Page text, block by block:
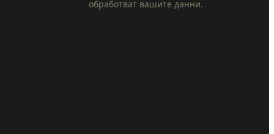
първо гасиха,
обработват вашите данни.